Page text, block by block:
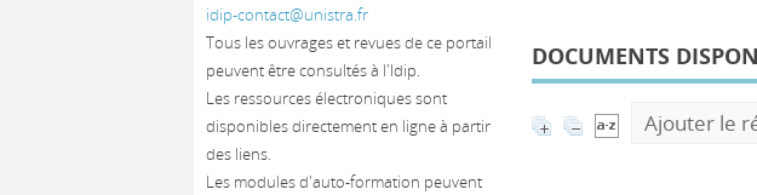
DOCUMENTS
Ajouter le
idip-contact@unistra.fr
Tous les ouvrages et revues de ce portail
peuvent être consultés à l'Idip.
Les ressources électroniques sont
disponibles directement en ligne à partir
des liens.
Les modules d'auto-formation peuvent